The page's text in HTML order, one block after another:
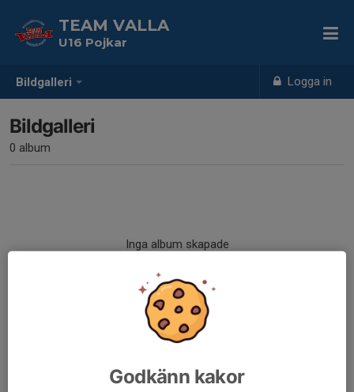
Bildgalleri Logga in
TEAM VALLA
U16 Pojkar
Bildgalleri
0 album
Inga album skapade
Godkänn kakor